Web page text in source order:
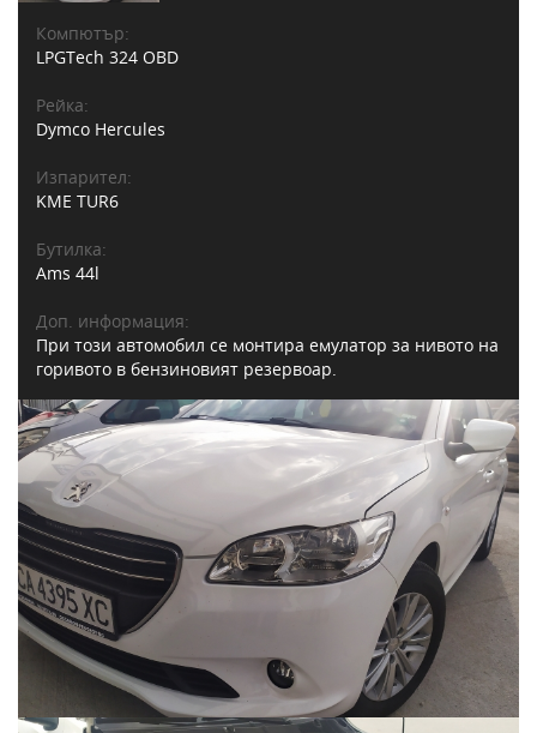
Компютър:
LPGTech 324 OBD
Рейка:
Dymco Hercules
Изпарител:
KME TUR6
Бутилка:
Ams 44l
Доп. информация:
При този автомобил се монтира емулатор за нивото на
горивото в бензиновият резервоар.